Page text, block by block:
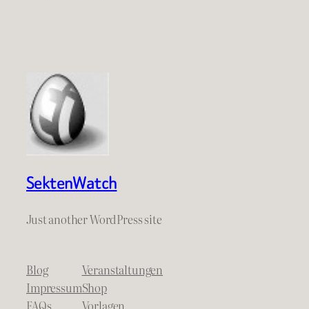
SektenWatch
Just another WordPress site
Blog
Impressum
FAQs
Veranstaltungen
Shop
Vorlagen